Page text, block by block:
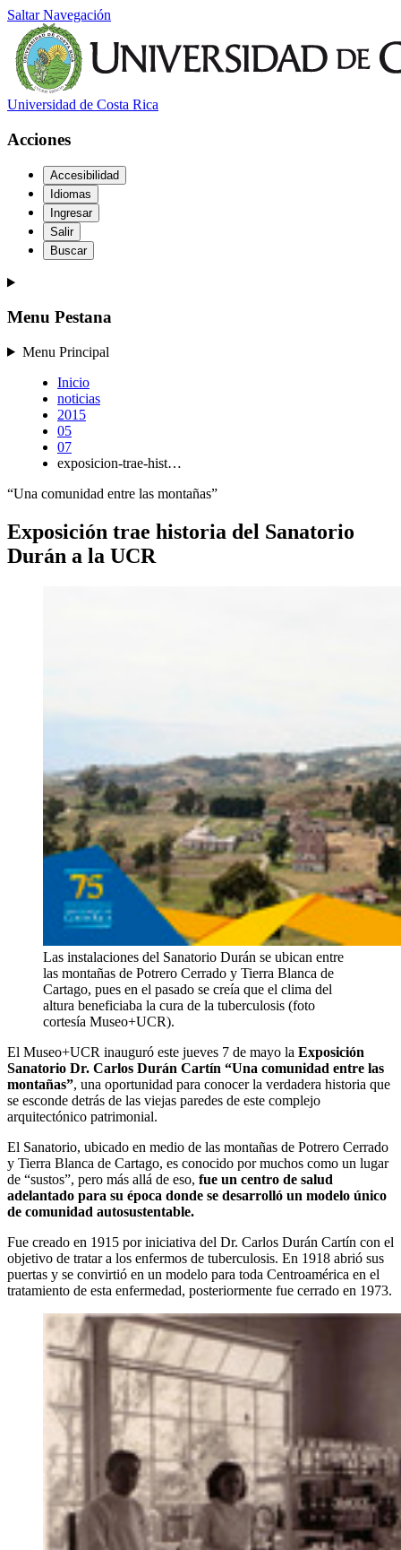
Saltar Navegación
Universidad de Costa Rica
Acciones
Accesibilidad
Idiomas
Ingresar
Salir
Buscar
Menu Pestana
Menu Principal
Inicio
noticias
2015
05
07
exposicion-trae-hist…
“Una comunidad entre las montañas”
Exposición trae historia del Sanatorio
Durán a la UCR
Las instalaciones del Sanatorio Durán se ubican entre
las montañas de Potrero Cerrado y Tierra Blanca de
Cartago, pues en el pasado se creía que el clima del
altura beneficiaba la cura de la tuberculosis (foto
cortesía Museo+UCR).
El Museo+UCR inauguró este jueves 7 de mayo la Exposición
Sanatorio Dr. Carlos Durán Cartín “Una comunidad entre las
montañas”, una oportunidad para conocer la verdadera historia que
se esconde detrás de las viejas paredes de este complejo
arquitectónico patrimonial.
El Sanatorio, ubicado en medio de las montañas de Potrero Cerrado
y Tierra Blanca de Cartago, es conocido por muchos como un lugar
de “sustos”, pero más allá de eso, fue un centro de salud
adelantado para su época donde se desarrolló un modelo único
de comunidad autosustentable.
Fue creado en 1915 por iniciativa del Dr. Carlos Durán Cartín con el
objetivo de tratar a los enfermos de tuberculosis. En 1918 abrió sus
puertas y se convirtió en un modelo para toda Centroamérica en el
tratamiento de esta enfermedad, posteriormente fue cerrado en 1973.